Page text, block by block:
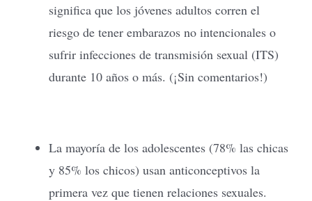
significa que los jóvenes adultos corren el
riesgo de tener embarazos no intencionales o
sufrir infecciones de transmisión sexual (ITS)
durante 10 años o más. (¡Sin comentarios!)
La mayoría de los adolescentes (78% las chicas
y 85% los chicos) usan anticonceptivos la
primera vez que tienen relaciones sexuales.